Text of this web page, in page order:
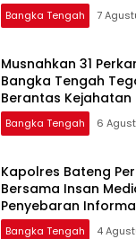
Bangka Tengah 7
Musnahkan 31
Bangka Tengah
Berantas Kejahatan
Bangka Tengah 6
‎Kapolres Bateng
Bersama Insan
Penyebaran
Layanan Polri 110
Bangka Tengah 4